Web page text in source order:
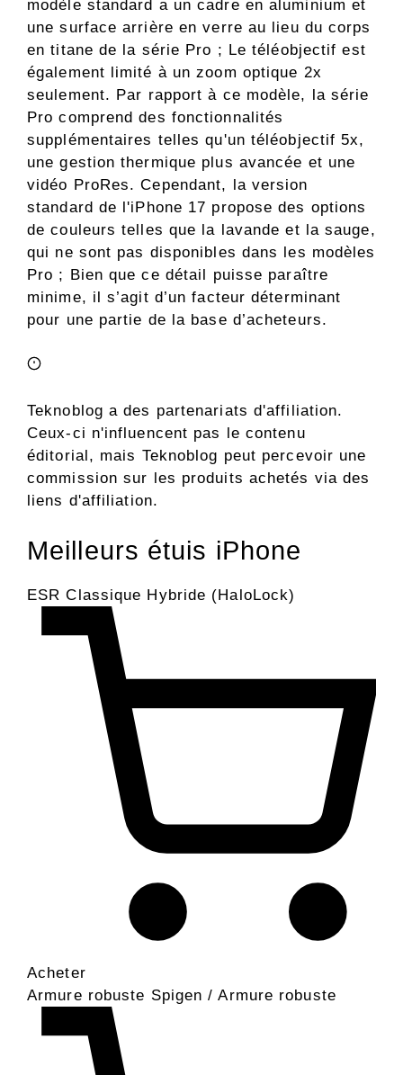
modèle standard a un cadre en aluminium et
une surface arrière en verre au lieu du corps
en titane de la série Pro ; Le téléobjectif est
également limité à un zoom optique 2x
seulement. Par rapport à ce modèle, la série
Pro comprend des fonctionnalités
supplémentaires telles qu'un téléobjectif 5x,
une gestion thermique plus avancée et une
vidéo ProRes. Cependant, la version
standard de l'iPhone 17 propose des options
de couleurs telles que la lavande et la sauge,
qui ne sont pas disponibles dans les modèles
Pro ; Bien que ce détail puisse paraître
minime, il s’agit d’un facteur déterminant
pour une partie de la base d’acheteurs.
Teknoblog a des partenariats d'affiliation.
Ceux-ci n'influencent pas le contenu
éditorial, mais Teknoblog peut percevoir une
commission sur les produits achetés via des
liens d'affiliation.
Meilleurs étuis iPhone
ESR Classique Hybride (HaloLock)
Acheter
Armure robuste Spigen / Armure robuste